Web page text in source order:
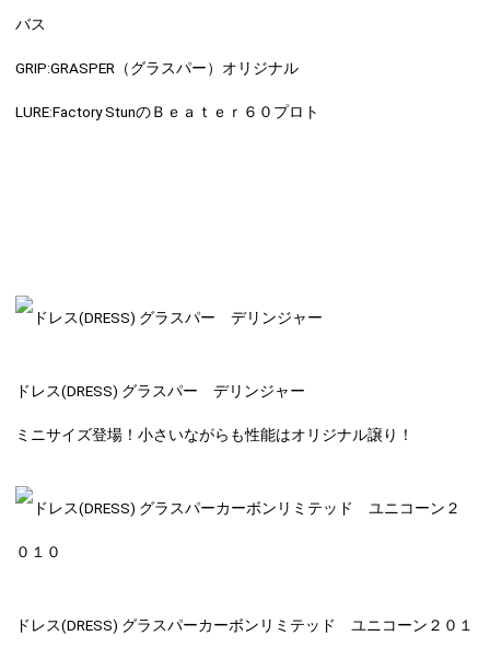
バス
GRIP:GRASPER（グラスパー）オリジナル
LURE:Factory StunのＢｅａｔｅｒ６０プロト
ドレス(DRESS) グラスパー デリンジャー
ミニサイズ登場！小さいながらも性能はオリジナル譲り！
ドレス(DRESS) グラスパーカーボンリミテッド ユニコーン２０１